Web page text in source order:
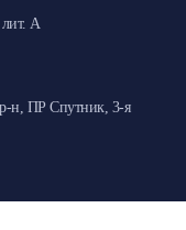
А
р-н, ПР Спутник, 3-я